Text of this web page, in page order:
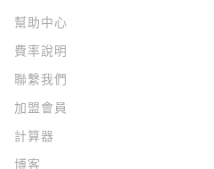
幫助中心
費率說明
聯繫我們
加盟會員
計算器
博客